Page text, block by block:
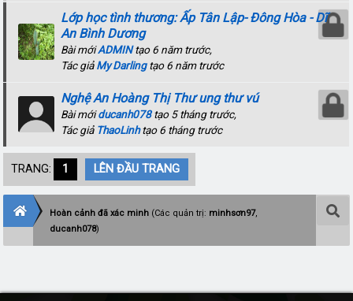
Lớp học tình thương: Ấp Tân Lập- Đông Hòa - Dĩ
An Bình Dương
Bài mớiADMINtạo 6 năm trước,
Tác giảMy Darlingtạo 6 năm trước
Nghệ An Hoàng Thị Thư ung thư vú
Bài mớiducanh078tạo 5 tháng trước,
Tác giả ThaoLinhtạo 6 tháng trước
TRANG: 1 LÊN ĐẦU TRANG
Hoàn cảnh đã xác minh(Các quản trị: minhsơn97,
ducanh078)